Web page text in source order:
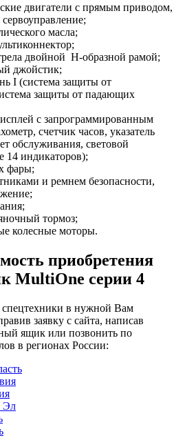
двигатели с прямым приводом,
масла;
двойной H-образной рамой;
джойстик;
I (система защиты от
защиты от падающих
с запрограммированным
счетчик часов, указатель
обслуживания, световой
14 индикаторов);
фары;
и ремнем безопасности,
тормоз;
колесные моторы.
приобретения
MultiОne серии 4
спецтехники в нужной Вам
заявку с сайта, написав
ящик или позвонить по
в регионах России:
Эл